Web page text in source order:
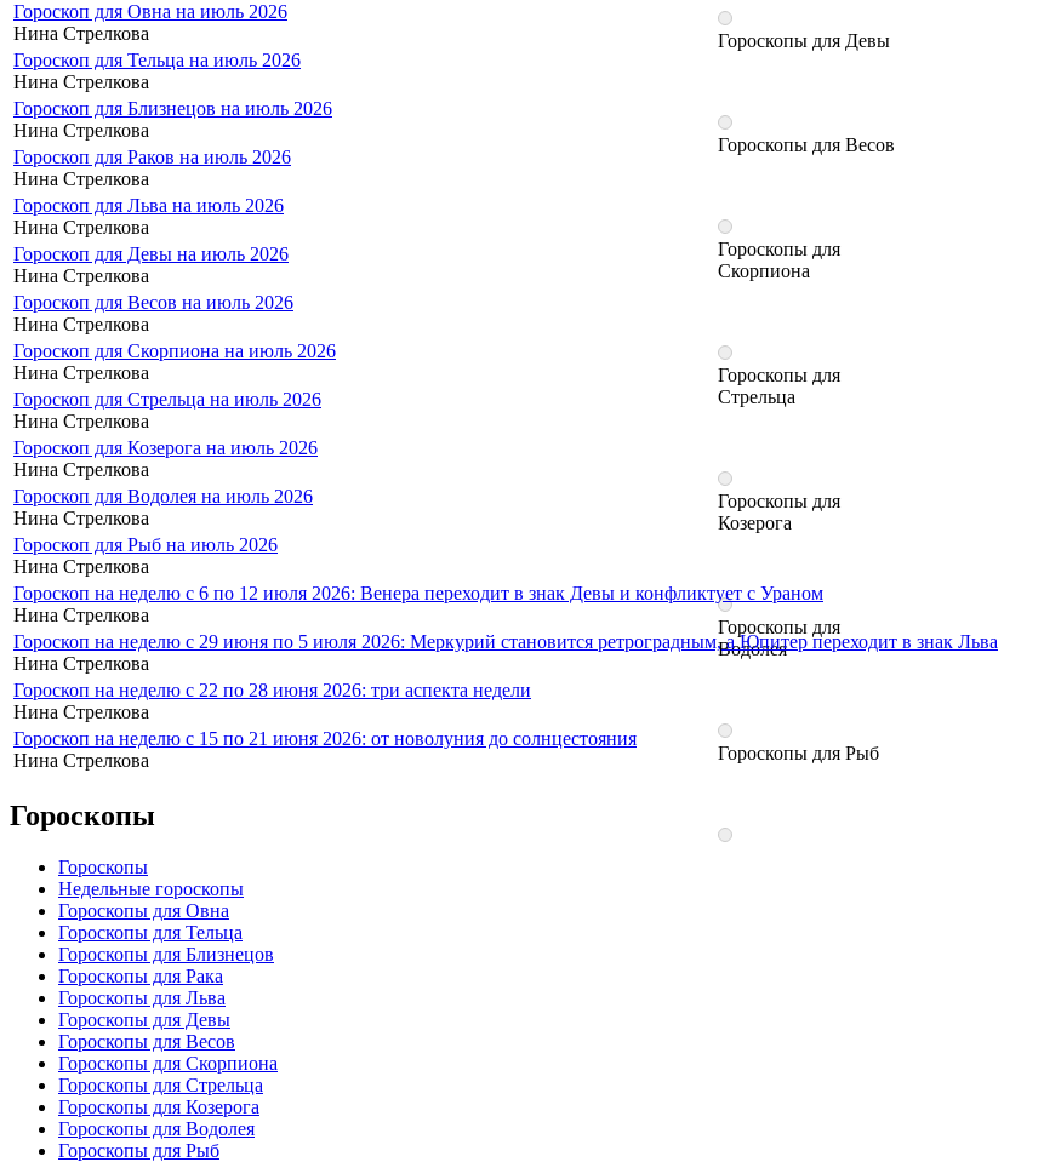
Гороскопы для Девы
Гороскопы для Весов
Гороскопы для
Скорпиона
Гороскопы для
Стрельца
Гороскопы для
Козерога
Гороскопы для
Водолея
Гороскопы для Рыб
Гороскоп для Овна на июль 2026
Нина Стрелкова
Гороскоп для Тельца на июль 2026
Нина Стрелкова
Гороскоп для Близнецов на июль 2026
Нина Стрелкова
Гороскоп для Раков на июль 2026
Нина Стрелкова
Гороскоп для Льва на июль 2026
Нина Стрелкова
Гороскоп для Девы на июль 2026
Нина Стрелкова
Гороскоп для Весов на июль 2026
Нина Стрелкова
Гороскоп для Скорпиона на июль 2026
Нина Стрелкова
Гороскоп для Стрельца на июль 2026
Нина Стрелкова
Гороскоп для Козерога на июль 2026
Нина Стрелкова
Гороскоп для Водолея на июль 2026
Нина Стрелкова
Гороскоп для Рыб на июль 2026
Нина Стрелкова
Гороскоп на неделю с 6 по 12 июля 2026: Венера переходит в знак Девы и конфликтует с Ураном
Нина Стрелкова
Гороскоп на неделю с 29 июня по 5 июля 2026: Меркурий становится ретроградным, а Юпитер переходит в знак Льва
Нина Стрелкова
Гороскоп на неделю с 22 по 28 июня 2026: три аспекта недели
Нина Стрелкова
Гороскоп на неделю с 15 по 21 июня 2026: от новолуния до солнцестояния
Нина Стрелкова
Гороскопы
Гороскопы
Недельные гороскопы
Гороскопы для Овна
Гороскопы для Тельца
Гороскопы для Близнецов
Гороскопы для Рака
Гороскопы для Льва
Гороскопы для Девы
Гороскопы для Весов
Гороскопы для Скорпиона
Гороскопы для Стрельца
Гороскопы для Козерога
Гороскопы для Водолея
Гороскопы для Рыб